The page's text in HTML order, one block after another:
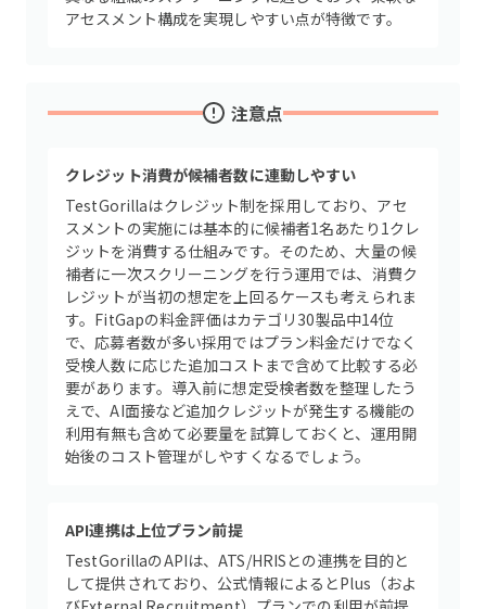
アセスメント構成を実現しやすい点が特徴です。
注意点
クレジット消費が候補者数に連動しやすい
TestGorillaはクレジット制を採用しており、アセ
スメントの実施には基本的に候補者1名あたり1クレ
ジットを消費する仕組みです。そのため、大量の候
補者に一次スクリーニングを行う運用では、消費ク
レジットが当初の想定を上回るケースも考えられま
す。FitGapの料金評価はカテゴリ30製品中14位
で、応募者数が多い採用ではプラン料金だけでなく
受検人数に応じた追加コストまで含めて比較する必
要があります。導入前に想定受検者数を整理したう
えで、AI面接など追加クレジットが発生する機能の
利用有無も含めて必要量を試算しておくと、運用開
始後のコスト管理がしやすくなるでしょう。
API連携は上位プラン前提
TestGorillaのAPIは、ATS/HRISとの連携を目的と
して提供されており、公式情報によるとPlus（およ